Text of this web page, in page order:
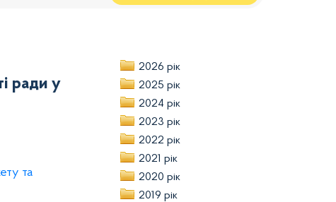
ради у
та
2026 рік
2025 рік
2024 рік
2023 рік
2022 рік
2021 рік
2020 рік
2019 рік